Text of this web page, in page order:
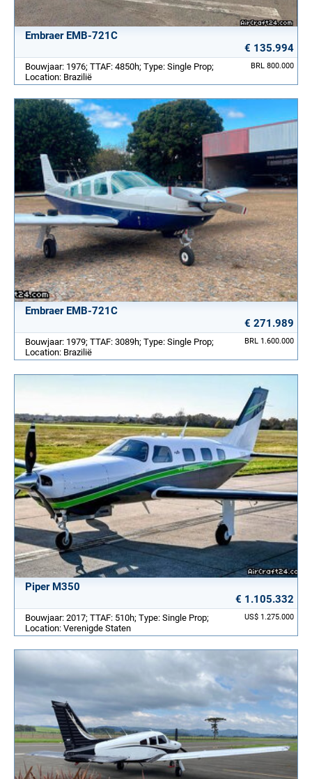
Embraer EMB-721C
€ 135.994
BRL 800.000
Bouwjaar: 1976; TTAF: 4850h; Type: Single Prop;
Location: Brazilië
Embraer EMB-721C
€ 271.989
BRL 1.600.000
Bouwjaar: 1979; TTAF: 3089h; Type: Single Prop;
Location: Brazilië
Piper M350
€ 1.105.332
US$ 1.275.000
Bouwjaar: 2017; TTAF: 510h; Type: Single Prop;
Location: Verenigde Staten